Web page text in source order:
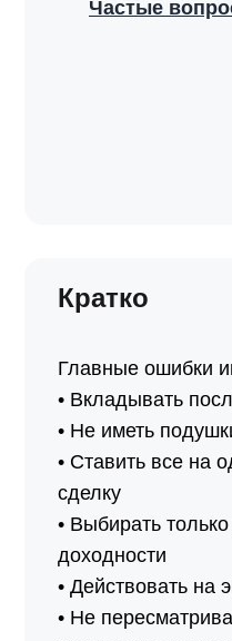
Частые
Кратко
Главные ошибки
• Вкладывать
• Не иметь
• Ставить все на
сделку
• Выбирать
доходности
• Действовать на
• Не